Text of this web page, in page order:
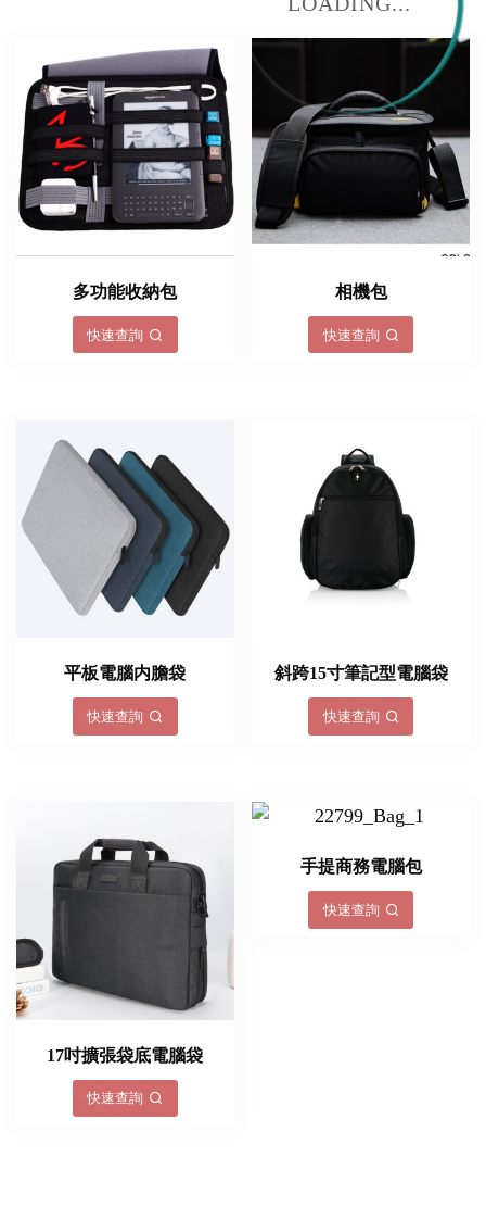
多功能收納包
快速查詢
相機包
快速查詢
平板電腦内膽袋
快速查詢
斜跨15寸筆記型電腦袋
快速查詢
17吋擴張袋底電腦袋
快速查詢
手提商務電腦包
快速查詢